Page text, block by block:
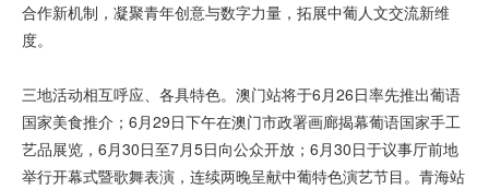
合作新机制，凝聚青年创意与数字力量，拓展中葡人文交流新维
度。
三地活动相互呼应、各具特色。澳门站将于6月26日率先推出葡语
国家美食推介；6月29日下午在澳门市政署画廊揭幕葡语国家手工
艺品展览，6月30日至7月5日向公众开放；6月30日于议事厅前地
举行开幕式暨歌舞表演，连续两晚呈献中葡特色演艺节目。青海站